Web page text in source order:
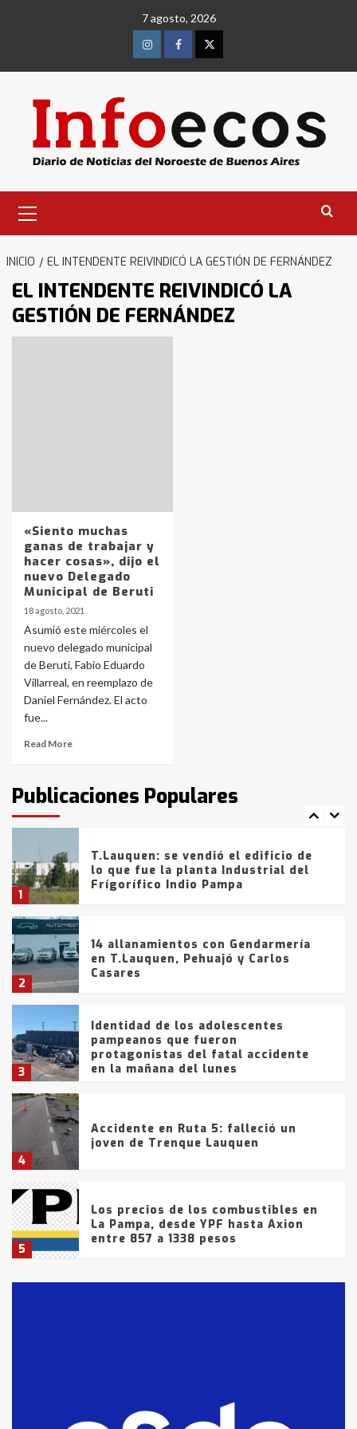
7 agosto, 2026
InstagramFacebookTwitter
primario
INICIO EL INTENDENTE REIVINDICÓ LA GESTIÓN DE FERNÁNDEZ
EL INTENDENTE REIVINDICÓ LA
GESTIÓN DE FERNÁNDEZ
«Siento muchas
ganas de trabajar y
hacer cosas», dijo el
nuevo Delegado
Municipal de Beruti
18 agosto, 2021
Asumió este miércoles el
nuevo delegado municipal
de Beruti, Fabio Eduardo
Villarreal, en reemplazo de
Daniel Fernández. El acto
fue...
Read More
Publicaciones Populares
4
Accidente en Ruta 5: falleció un
joven de Trenque Lauquen
5
Los precios de los combustibles en
6
La Bolsa de Cereales de Bahía
Blanca anticipa que Agosto vendrá
con lluvias y heladas, en gran parte
fueron detenidos por
comercialización de drogas en la
tarde del sábado
1
T.Lauquen: se vendió el edificio de
lo que fue la planta Industrial del
Frígorífico Indio Pampa
2
14 allanamientos con Gendarmería
en T.Lauquen, Pehuajó y Carlos
Casares
3
Identidad de los adolescentes
pampeanos que fueron
protagonistas del fatal accidente
en la mañana del lunes
4
Accidente en Ruta 5: falleció un
joven de Trenque Lauquen
5
Los precios de los combustibles en
La Pampa, desde YPF hasta Axion
entre 857 a 1338 pesos
fueron detenidos por
comercialización de drogas en la